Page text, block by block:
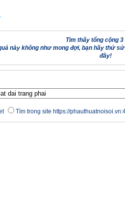
Tìm thấy tổng cộng
này không như mong đợi, bạn hãy thử
đây!
Tìm trong site https://